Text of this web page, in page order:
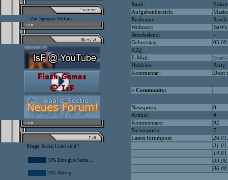
- Zur Sponsor Section -
Frage: Social Links sind ?
33% Eine gute Sache ...
33% Nervig ...
Rank:
Editor
Aufgabenbereich:
Realname:
Wohnort:
BaWü
Bundesland:
-
Geburtstag:
ICQ:
E-Mail:
Email
Hobbies:
Kommentar:
Dont
» Community:
Newsposts:
0
Artikel:
0
Kommentare:
92
Forumposts:
7
Latest forumpost: